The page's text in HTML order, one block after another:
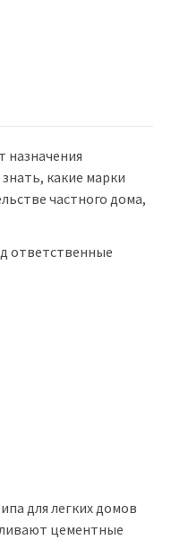
назначения
какие марки
частного дома,
ответственные
для легких домов
цементные